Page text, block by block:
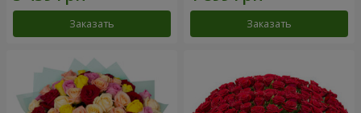
Заказать Заказать